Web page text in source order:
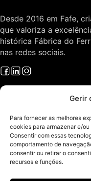
Gerir
Para fornecer as melhores
cookies para armazenar e/
Consentir com essas
comportamento de
consentir ou retirar o
recursos e funções.
Desde 2016 em Fafe,
que valoriza a
histórica Fábrica do
nas redes sociais.
O Gabinete
Sobre Arquitectura
Contactos
Áreas de Serviço
Política de Privacidade